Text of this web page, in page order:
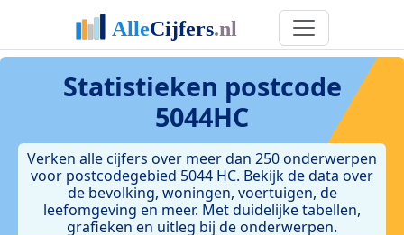
Statistieken postcode
5044HC
Verken alle cijfers over meer dan 250 onderwerpen
voor postcodegebied 5044 HC. Bekijk de data over
de bevolking, woningen, voertuigen, de
leefomgeving en meer. Met duidelijke tabellen,
grafieken en uitleg bij de onderwerpen.